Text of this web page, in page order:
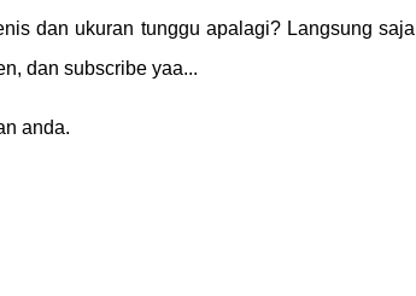
dan ukuran tunggu apalagi? Langsung saja
dan subscribe yaa...
anda.